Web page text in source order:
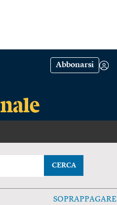
Abbonarsi
CERCA
SOPRAPPAGARE